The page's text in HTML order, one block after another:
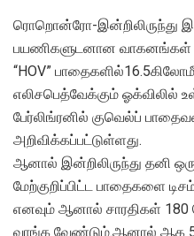
ரொறொன்ரோ-இன்றிலிருந்து
பயணிகளுடனான வாகனங்கள்
“HOV”
எலிசபெத்வேக்கும் ஓக்விலில்
பேர்லிங்ரனில் குவெல்ப்
அறிவிக்கப்பட்டுள்ளது.
ஆனால் இன்றிலிருந்து தனி
மேற்குறிப்பிட்ட பாதைகளை
எனவும் ஆனால் சாரதிகள்
வாங்க வேண்டும்.ஆனால் ஆக